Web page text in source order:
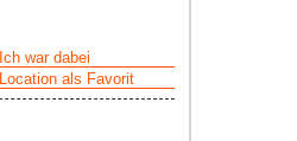
Ich war dabei
Location als Favorit